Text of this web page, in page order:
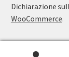
Dichiarazione
WooCommerce.